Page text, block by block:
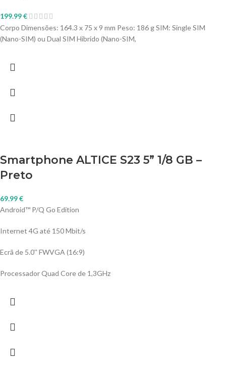
199.99€
Corpo Dimensões: 164.3 x 75 x 9 mm Peso: 186 g SIM: Single SIM
(Nano-SIM) ou Dual SIM Hibrido (Nano-SIM,
Smartphone ALTICE S23 5” 1/8 GB –
Preto
69.99€
Android™ P/Q Go Edition
Internet 4G até 150 Mbit/s
Ecrã de 5.0'' FWVGA (16:9)
Processador Quad Core de 1,3GHz